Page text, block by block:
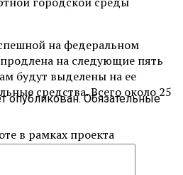
на федеральном
на следующие пять
будут выделены на ее
средства. Всего около 25
в рамках проекта
опубликован. Обязательные